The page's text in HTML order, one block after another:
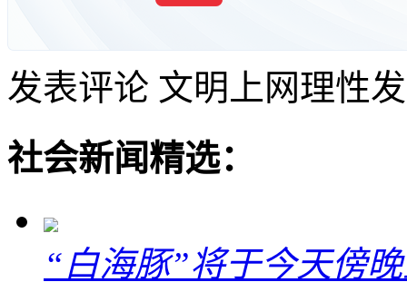
发表评论 文明上网理性
社会新闻精选：
“白海豚”将于今天傍